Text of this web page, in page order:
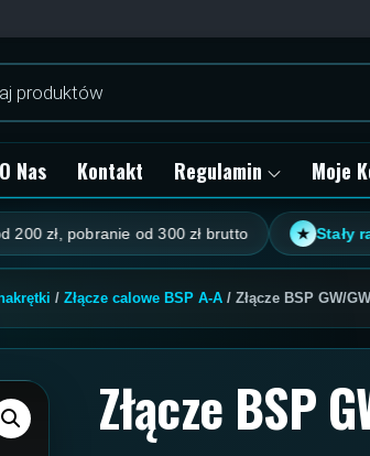
O Nas Kontakt Regulamin Moje
pobranie od 300 zł brutto ★ Stały rabat
/ Złącze calowe BSP A-A / Złącze BSP GW/
Złącze BSP